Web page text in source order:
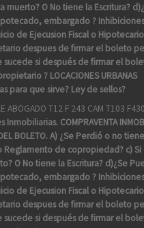
muerto? O No tiene la Escritura?
embargado ?
de Ejecusion Fiscal o
despues de firmar el boleto
sucede si después de firmar el
? LOCACIONES URBANAS
para que sirve? Ley de sellos?
ABOGADO T12 F 243 CAM T103
COMPRAVENTA
DEL BOLETO. A) ¿Se Perdió o no
Reglamento de copropiedad? c) Si
O No tiene la Escritura? d)¿Se
embargado ?
de Ejecusion Fiscal o
despues de firmar el boleto
sucede si después de firmar el